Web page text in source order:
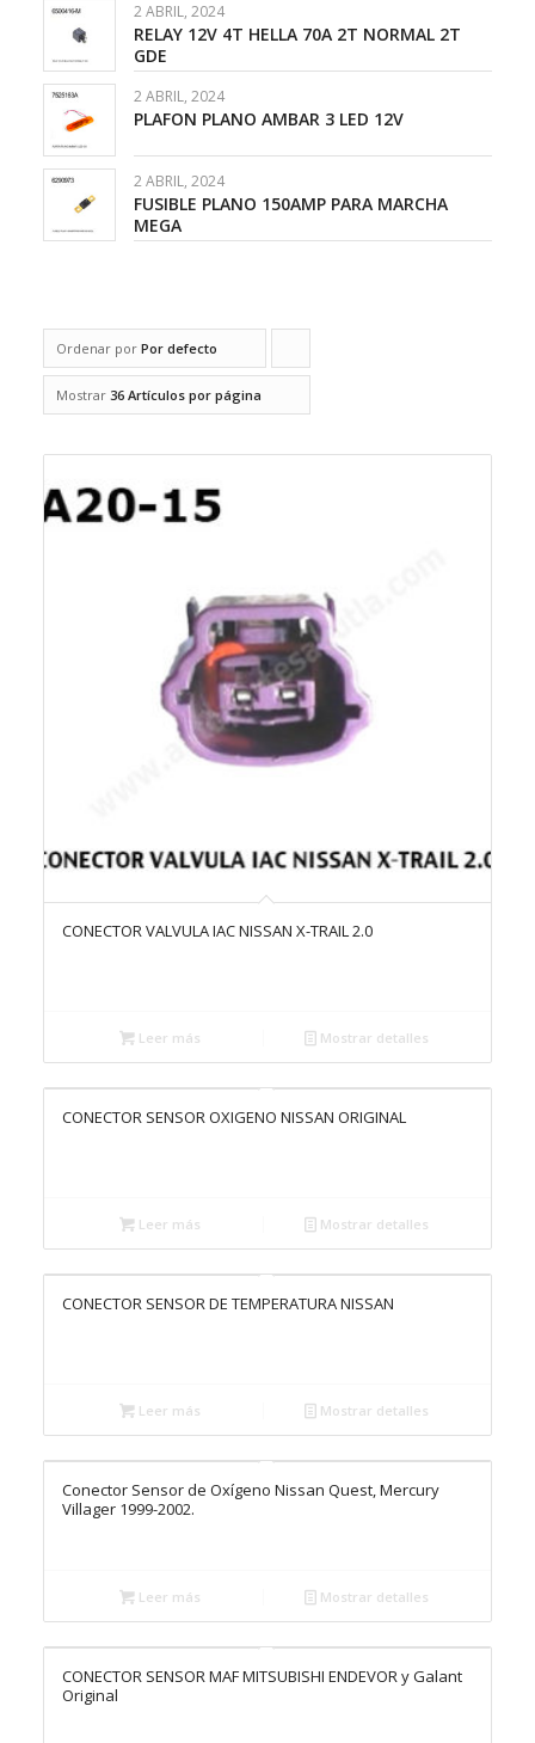
2 ABRIL, 2024
RELAY 12V 4T HELLA 70A 2T NORMAL 2T
GDE
2 ABRIL, 2024
PLAFON PLANO AMBAR 3 LED 12V
2 ABRIL, 2024
FUSIBLE PLANO 150AMP PARA MARCHA
MEGA
Ordenar por Por defecto
los
ascendente
Mostrar 36 Artículos por página
CONECTOR VALVULA IAC NISSAN X-TRAIL 2.0
Leer más Mostrar detalles
CONECTOR SENSOR OXIGENO NISSAN ORIGINAL
Leer más Mostrar detalles
CONECTOR SENSOR DE TEMPERATURA NISSAN
Leer más Mostrar detalles
Conector Sensor de Oxígeno Nissan Quest, Mercury
Villager 1999-2002.
Leer más Mostrar detalles
CONECTOR SENSOR MAF MITSUBISHI ENDEVOR y Galant
Original